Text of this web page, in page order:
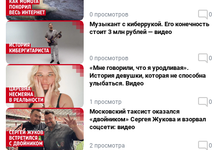
0 просмотров 0
Музыкант с киберрукой. Его конечность
стоит 3 млн рублей — видео
0 просмотров 0
«Мне говорили, что я уродливая».
История девушки, которая не способна
улыбаться. Видео
1 просмотр 0
Московский таксист оказался
«двойником» Сергея Жукова и взорвал
соцсети: видео
2 просмотра 0